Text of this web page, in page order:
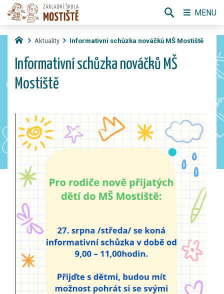
Aktuality Informativní schůzka nováčků MŠ Mostiště
Informativní schůzka nováčků MŠ
Mostiště
MENU